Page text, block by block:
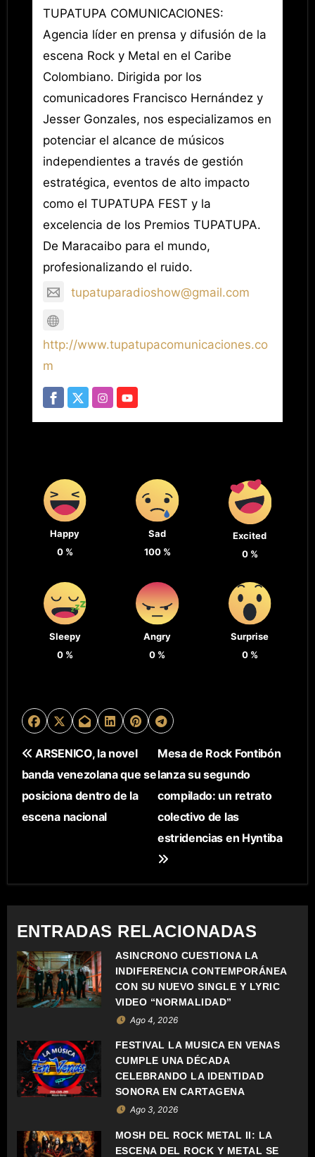
TUPATUPA COMUNICACIONES:
Agencia líder en prensa y difusión de la
escena Rock y Metal en el Caribe
Colombiano. Dirigida por los
comunicadores Francisco Hernández y
Jesser Gonzales, nos especializamos en
potenciar el alcance de músicos
independientes a través de gestión
estratégica, eventos de alto impacto
como el TUPATUPA FEST y la
excelencia de los Premios TUPATUPA.
De Maracaibo para el mundo,
profesionalizando el ruido.
tupatuparadioshow@gmail.com
http://www.tupatupacomunicaciones.co
m
Happy
0%
Sad
100%
Excited
0%
Sleepy
0%
Angry
0 %
Surprise
0%
N
A
V
A
C
I
Ó
N
D
E
E
N
ARSENICO, la novel
banda venezolana que se
posiciona dentro de la
escena nacional
Mesa de Rock Fontibón
lanza su segundo
compilado: un retrato
colectivo de las
estridencias en Hyntiba
ENTRADAS RELACIONADAS
ASÍNCRONO CUESTIONA LA
INDIFERENCIA CONTEMPORÁNEA
CON SU NUEVO SINGLE Y LYRIC
VIDEO “NORMALIDAD”
Ago 4, 2026
FESTIVAL LA MÚSICA EN VENAS
CUMPLE UNA DÉCADA
CELEBRANDO LA IDENTIDAD
SONORA EN CARTAGENA
Ago 3, 2026
MOSH DEL ROCK METAL II: LA
ESCENA DEL ROCK Y METAL SE